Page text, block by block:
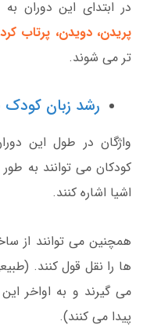
در ابتدای این دوران
پریدن، دویدن، پرتاب
تر می شوند.
رشد زبان کودک 6 تا 11 ساله
واژگان در طول این
کودکان می توانند به
اشیا اشاره کنند.
همچنین می توانند از
می گیرند و به اواخر
پیدا می کنند).